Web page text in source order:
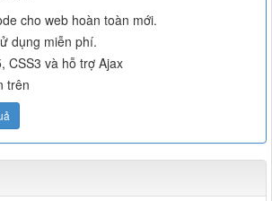
cho web hoàn toàn mới.
dụng miễn phí.
CSS3 và hỗ trợ Ajax
trên